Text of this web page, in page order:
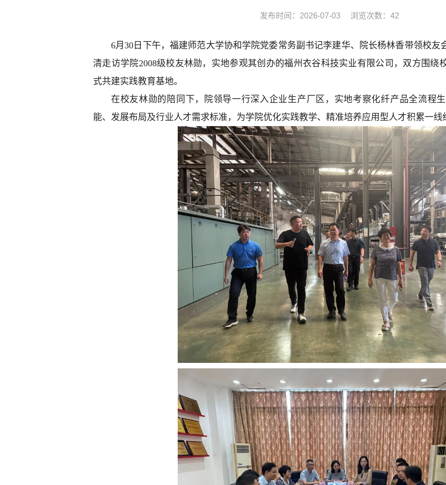
发布时间：2026-07-03 浏览次数： 42
6月30日下午，福建师范大学协和学院党委常务副书记李建华、院长杨林香带领校友
清走访学院2008级校友林勋，实地参观其创办的福州衣谷科技实业有限公司，双方围绕
式共建实践教育基地。
在校友林勋的陪同下，院领导一行深入企业生产厂区，实地考察化纤产品全流程
能、发展布局及行业人才需求标准，为学院优化实践教学、精准培养应用型人才积累一线